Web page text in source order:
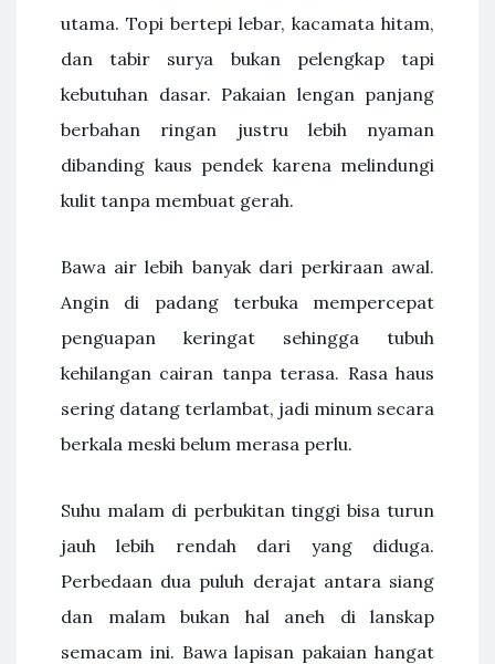
utama. Topi bertepi lebar, kacamata hitam,
dan tabir surya bukan pelengkap tapi
kebutuhan dasar. Pakaian lengan panjang
berbahan ringan justru lebih nyaman
dibanding kaus pendek karena melindungi
kulit tanpa membuat gerah.
Bawa air lebih banyak dari perkiraan awal.
Angin di padang terbuka mempercepat
penguapan keringat sehingga tubuh
kehilangan cairan tanpa terasa. Rasa haus
sering datang terlambat, jadi minum secara
berkala meski belum merasa perlu.
Suhu malam di perbukitan tinggi bisa turun
jauh lebih rendah dari yang diduga.
Perbedaan dua puluh derajat antara siang
dan malam bukan hal aneh di lanskap
semacam ini. Bawa lapisan pakaian hangat